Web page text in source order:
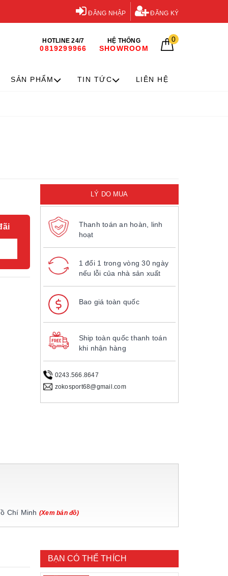
ĐĂNG NHẬP ĐĂNG KÝ
HOTLINE 24/7
0819299966
HỆ THỐNG
SHOWROOM
0
SẢN PHẨM TIN TỨC LIÊN HỆ
LÝ DO MUA
Thanh toán an hoàn, linh
hoạt
1 đổi 1 trong vòng 30 ngày
nếu lỗi của nhà sản xuất
Bao giá toàn quốc
Ship toàn quốc thanh toán
khi nhận hàng
0243.566.8647
zokosport68@gmail.com
Chí Minh (Xem bản đồ)
BẠN CÓ THỂ THÍCH